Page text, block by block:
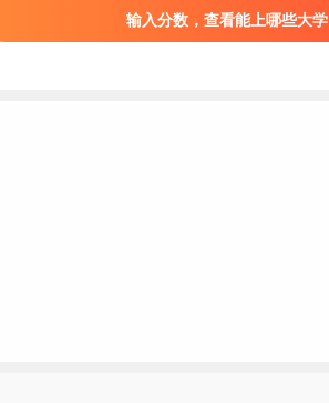
输入分数，查看能上哪些大学